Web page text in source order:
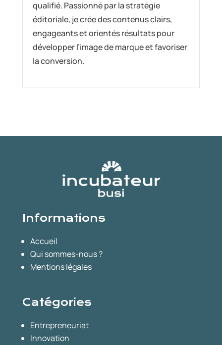
qualifié. Passionné par la stratégie
éditoriale, je crée des contenus clairs,
engageants et orientés résultats pour
développer l’image de marque et favoriser
la conversion.
Informations
Accueil
Qui sommes-nous ?
Mentions légales
Catégories
Entrepreneuriat
Innovation